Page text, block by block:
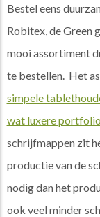
Bestel eens
Robitex, de Green
mooi assortiment
te bestellen. Het
simpele
wat luxere
schrijfmappen zit
productie van de
nodig dan het
ook veel minder